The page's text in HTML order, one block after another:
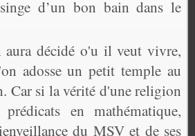
d’un bon bain dans le
aura décidé o'u il veut vivre,
adosse un petit temple au
Car si la vérité d'une religion
en mathématique,
du MSV et de ses